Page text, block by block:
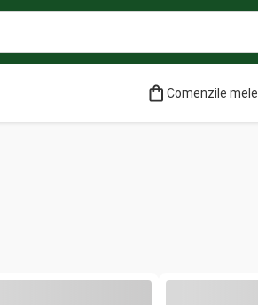
Comenzile mele